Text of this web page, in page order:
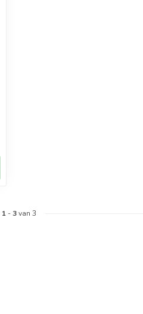
1 -3van 3